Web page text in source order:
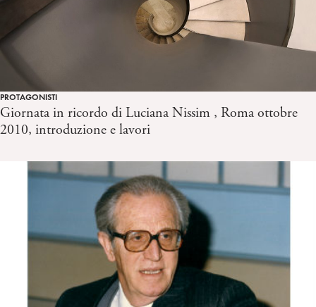
PROTAGONISTI
Giornata in ricordo di Luciana Nissim , Roma ottobre
2010, introduzione e lavori